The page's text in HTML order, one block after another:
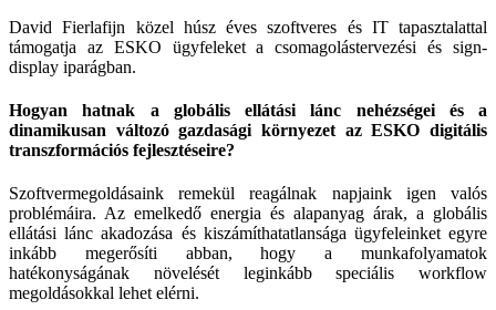
David Fierlafijn közel húsz éves szoftveres és IT tapasztalattal
támogatja az ESKO ügyfeleket a csomagolástervezési és sign-
display iparágban.
Hogyan hatnak a globális ellátási lánc nehézségei és a
dinamikusan változó gazdasági környezet az ESKO digitális
transzformációs fejlesztéseire?
Szoftvermegoldásaink remekül reagálnak napja­ink igen valós
problémáira. Az emelkedő energia és alapanyag árak, a globális
ellátási lánc akadozá­sa és kiszámíthatatlansága ügyfeleinket egyre
in­kább megerősíti abban, hogy a munkafolyamatok
hatékonyságának növelését leginkább speciális workflow
megoldásokkal lehet elérni.